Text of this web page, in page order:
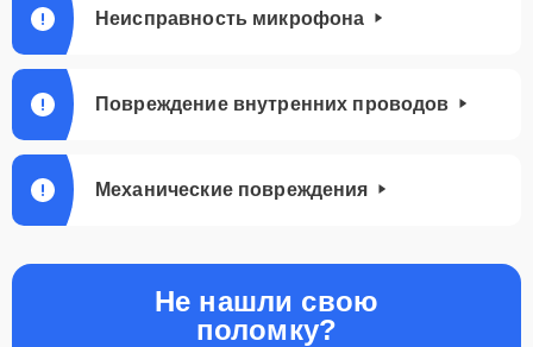
Неисправность микрофона
Повреждение внутренних проводов
Механические повреждения
Не нашли свою
поломку?